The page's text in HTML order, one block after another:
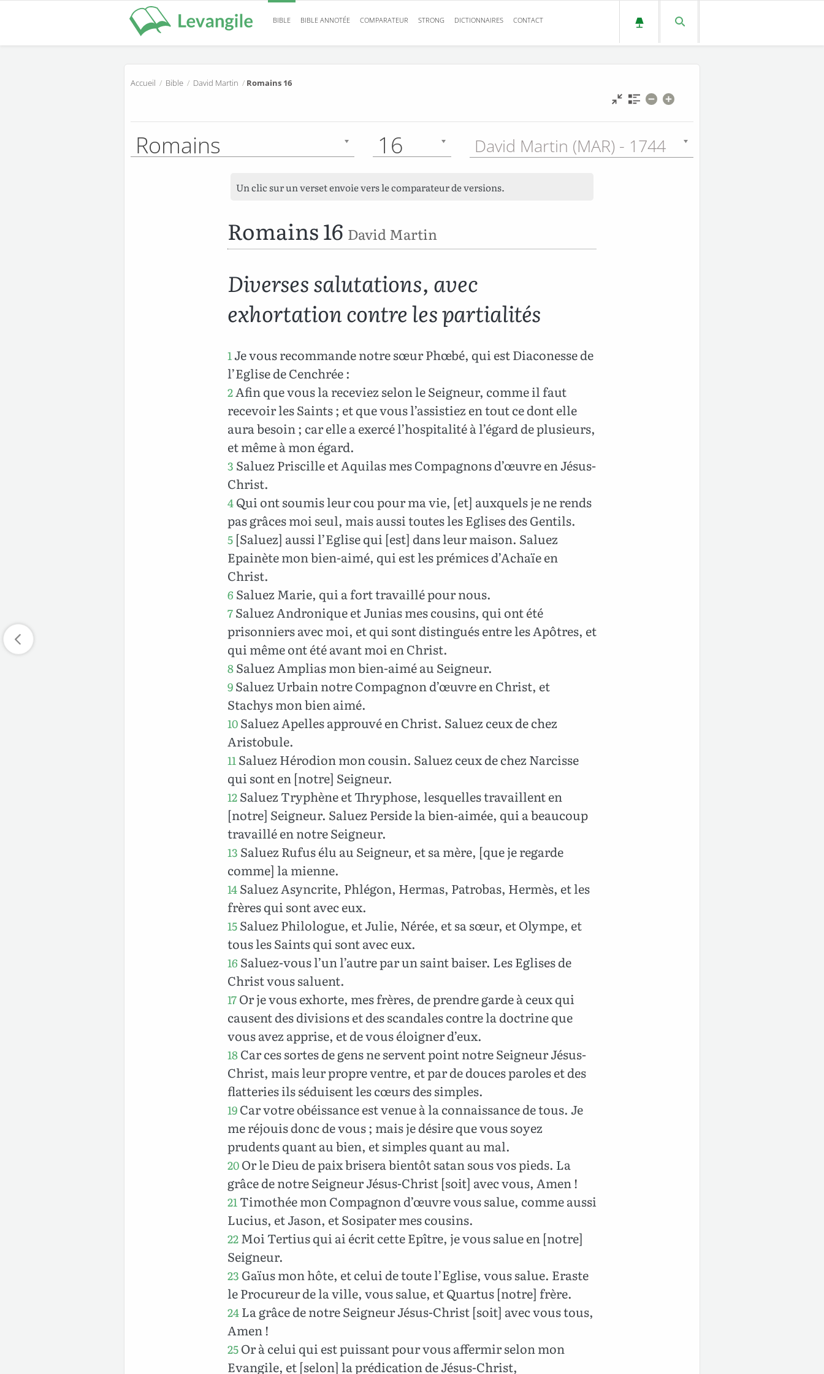
BIBLE BIBLE ANNOTÉE COMPARATEUR STRONG DICTIONNAIRES CONTACT
Accueil / Bible / David Martin / Romains 16
Romains 16 David Martin (MAR) - 1744
Un clic sur un verset envoie vers le comparateur de versions.
Romains 16 David Martin
Diverses salutations, avec
exhortation contre les partialités
1Je vous recommande notre sœur Phœbé, qui est Diaconesse de
l’Eglise de Cenchrée :
2Afin que vous la receviez selon le Seigneur, comme il faut
recevoir les Saints ; et que vous l’assistiez en tout ce dont elle
aura besoin ; car elle a exercé l’hospitalité à l’égard de plusieurs,
et même à mon égard.
3 Saluez Priscille et Aquilas mes Compagnons d’œuvre en Jésus-
Christ.
4Qui ont soumis leur cou pour ma vie, [et] auxquels je ne rends
pas grâces moi seul, mais aussi toutes les Eglises des Gentils.
5 [Saluez] aussi l’Eglise qui [est] dans leur maison. Saluez
Epainète mon bien-aimé, qui est les prémices d’Achaïe en
Christ.
6 Saluez Marie, qui a fort travaillé pour nous.
7Saluez Andronique et Junias mes cousins, qui ont été
prisonniers avec moi, et qui sont distingués entre les Apôtres, et
qui même ont été avant moi en Christ.
8Saluez Amplias mon bien-aimé au Seigneur.
9Saluez Urbain notre Compagnon d’œuvre en Christ, et
Stachys mon bien aimé.
10Saluez Apelles approuvé en Christ. Saluez ceux de chez
Aristobule.
11Saluez Hérodion mon cousin. Saluez ceux de chez Narcisse
qui sont en [notre] Seigneur.
12Saluez Tryphène et Thryphose, lesquelles travaillent en
[notre] Seigneur. Saluez Perside la bien-aimée, qui a beaucoup
travaillé en notre Seigneur.
13 Saluez Rufus élu au Seigneur, et sa mère, [que je regarde
comme] la mienne.
14Saluez Asyncrite, Phlégon, Hermas, Patrobas, Hermès, et les
frères qui sont avec eux.
15Saluez Philologue, et Julie, Nérée, et sa sœur, et Olympe, et
tous les Saints qui sont avec eux.
16 Saluez-vous l’un l’autre par un saint baiser. Les Eglises de
Christ vous saluent.
17Or je vous exhorte, mes frères, de prendre garde à ceux qui
causent des divisions et des scandales contre la doctrine que
vous avez apprise, et de vous éloigner d’eux.
18Car ces sortes de gens ne servent point notre Seigneur Jésus-
Christ, mais leur propre ventre, et par de douces paroles et des
flatteries ils séduisent les cœurs des simples.
19Car votre obéissance est venue à la connaissance de tous. Je
me réjouis donc de vous ; mais je désire que vous soyez
prudents quant au bien, et simples quant au mal.
20Or le Dieu de paix brisera bientôt satan sous vos pieds. La
grâce de notre Seigneur Jésus-Christ [soit] avec vous, Amen !
21Timothée mon Compagnon d’œuvre vous salue, comme aussi
Lucius, et Jason, et Sosipater mes cousins.
22Moi Tertius qui ai écrit cette Epître, je vous salue en [notre]
Seigneur.
23 Gaïus mon hôte, et celui de toute l’Eglise, vous salue. Eraste
le Procureur de la ville, vous salue, et Quartus [notre] frère.
24La grâce de notre Seigneur Jésus-Christ [soit] avec vous tous,
Amen !
25Or à celui qui est puissant pour vous affermir selon mon
Evangile, et [selon] la prédication de Jésus-Christ,